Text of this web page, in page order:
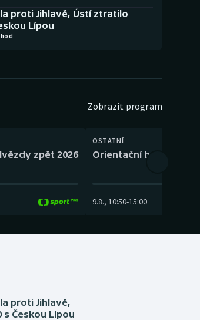
proti Jihlavě, Ústí ztratilo
Lípou
Zobrazit program
zpět 2026
OSTATNÍ
Orientační běh: SP
9.8., 10:50-15:00
proti Jihlavě,
Českou Lípou